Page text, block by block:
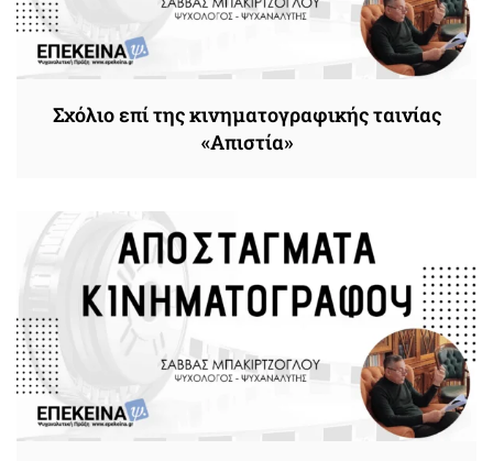
Σχόλιο επί της κινηματογραφικής ταινίας
«Απιστία»